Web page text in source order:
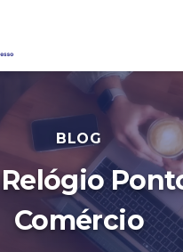
BLOG
Comércio